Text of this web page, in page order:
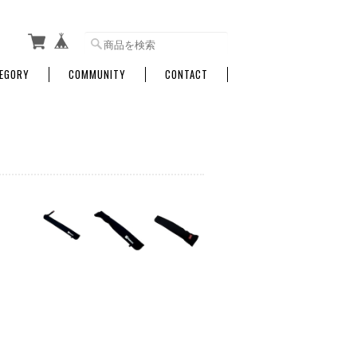
COMMUNITY CONTACT